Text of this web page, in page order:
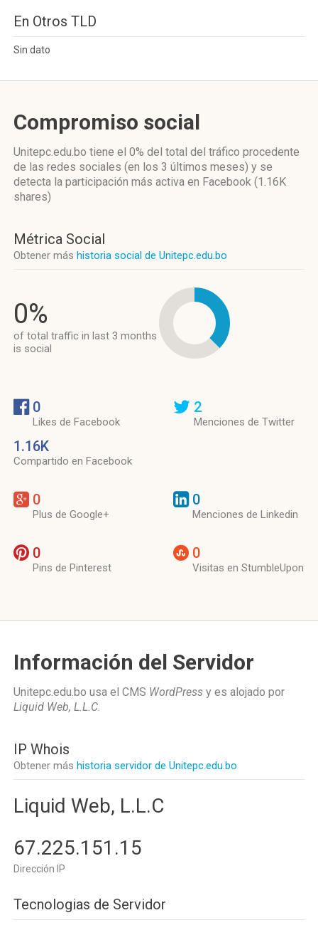
En Otros TLD
Sin dato
Compromiso social
Unitepc.edu.bo tiene el 0% del total del tráfico procedente
de las redes sociales (en los 3 últimos meses) y se
detecta la participación más activa en Facebook (1.16K
shares)
Métrica Social
Obtener más historia social de Unitepc.edu.bo
0%
of total traffic in last 3 months
is social
0
Likes de Facebook
1.16K
Compartido en Facebook
2
Menciones de Twitter
0
Plus de Google+
0
Menciones de Linkedin
0
Pins de Pinterest
0
Visitas en StumbleUpon
Información del Servidor
Unitepc.edu.bo usa el CMS WordPress y es alojado por
Liquid Web, L.L.C.
IP Whois
Obtener más historia servidor de Unitepc.edu.bo
Liquid Web, L.L.C
67.225.151.15
Dirección IP
Tecnologias de Servidor